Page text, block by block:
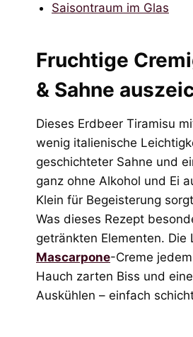
Saisontraum im Glas
Fruchtige
& Sahne
Dieses Erdbeer Tiramisu
wenig italienische
geschichteter Sahne und
ganz ohne Alkohol und Ei
Klein für Begeisterung
Was dieses Rezept
getränkten Elementen.
Mascarpone-Creme
Hauch zarten Biss und
Auskühlen – einfach